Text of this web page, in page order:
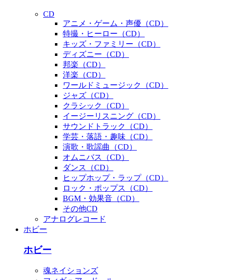
CD
アニメ・ゲーム・声優（CD）
特撮・ヒーロー（CD）
キッズ・ファミリー（CD）
ディズニー（CD）
邦楽（CD）
洋楽（CD）
ワールドミュージック（CD）
ジャズ（CD）
クラシック（CD）
イージーリスニング（CD）
サウンドトラック（CD）
学芸・落語・趣味（CD）
演歌・歌謡曲（CD）
オムニバス（CD）
ダンス（CD）
ヒップホップ・ラップ（CD）
ロック・ポップス（CD）
BGM・効果音（CD）
その他CD
アナログレコード
ホビー
ホビー
魂ネイションズ